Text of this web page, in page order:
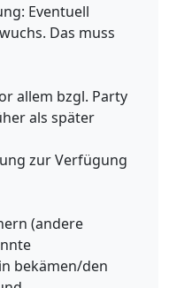
Eventuell
Das muss
allem bzgl. Party
als später
zur Verfügung
(andere
bekämen/den